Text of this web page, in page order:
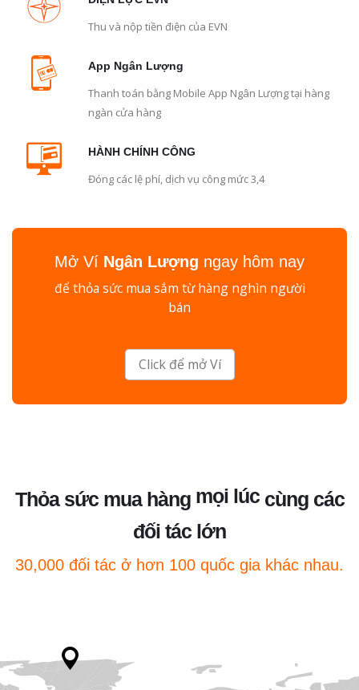
Thu và nộp tiền điện của EVN
App Ngân Lượng
Thanh toán bằng Mobile App Ngân Lượng tại hàng
ngàn cửa hàng
HÀNH CHÍNH CÔNG
Đóng các lệ phí, dịch vụ công mức 3,4
Mở Ví Ngân Lượng ngay hôm nay
để thỏa sức mua sắm từ hàng nghìn người
bán
Click để mở Ví
Thỏa sức mua hàng mọi lúc
mọi nơi
cùng các
đối tác lớn
30,000 đối tác ở hơn 100 quốc gia khác nhau.